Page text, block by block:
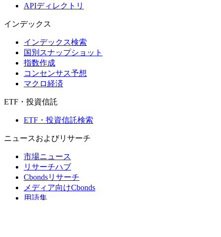
APIディレクトリ
インデックス
インデックス検索
国別スナップショット
指数作成
コンセンサス予想
マクロ経済
ETF・投資信託
ETF・投資信託検索
ニュースおよびリサーチ
市場ニュース
リサーチハブ
Cbondsリサーチ
メディア向けCbonds
用語集